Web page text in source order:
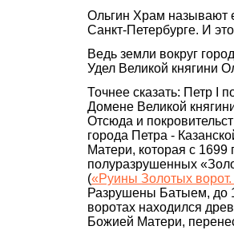
Ольгин Храм называют
Санкт-Петербурге. И
Ведь земли вокруг
Удел Великой княгини
Точнее сказать: Петр I
Домене Великой
Отсюда и
города Петра -
Матери, которая с 1699
полуразрушенных
(«Руины Золотых
Разрушены Батыем, до
воротах находился
Божией Матери,